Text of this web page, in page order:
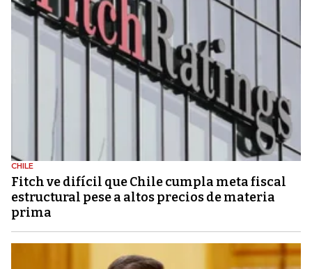
CHILE
Fitch ve difícil que Chile cumpla meta fiscal
estructural pese a altos precios de materia
prima